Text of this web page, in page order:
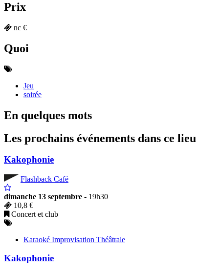
Prix
nc €
Quoi
Jeu
soirée
En quelques mots
Les prochains événements dans ce lieu
Kakophonie
Flashback Café
dimanche 13 septembre - 19h30
10,8 €
Concert et club
Karaoké Improvisation Théâtrale
Kakophonie